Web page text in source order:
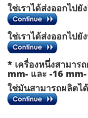
ใช่เราได้ส่งออกไปยั
ใช่เราได้ส่งออกไปยั
* เครื่องหนึ่งสามาร
mm- และ -16
ใช่มันสามารถผลิตไ